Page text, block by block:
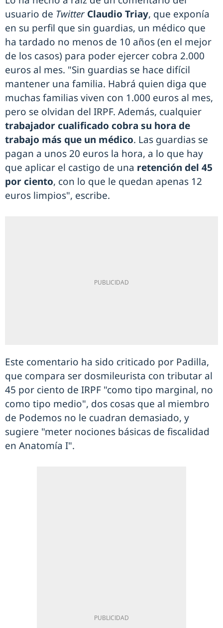
usuario de Twitter Claudio Triay, que exponía
en su perfil que sin guardias, un médico que
ha tardado no menos de 10 años (en el mejor
de los casos) para poder ejercer cobra 2.000
euros al mes. "Sin guardias se hace difícil
mantener una familia. Habrá quien diga que
muchas familias viven con 1.000 euros al mes,
pero se olvidan del IRPF. Además, cualquier
trabajador cualificado cobra su hora de
trabajo más que un médico. Las guardias se
pagan a unos 20 euros la hora, a lo que hay
que aplicar el castigo de una retención del 45
por ciento, con lo que le quedan apenas 12
euros limpios", escribe.
Este comentario ha sido criticado por Padilla,
que compara ser dosmileurista con tributar al
45 por ciento de IRPF "como tipo marginal, no
como tipo medio", dos cosas que al miembro
de Podemos no le cuadran demasiado, y
sugiere "meter nociones básicas de fiscalidad
en Anatomía I".